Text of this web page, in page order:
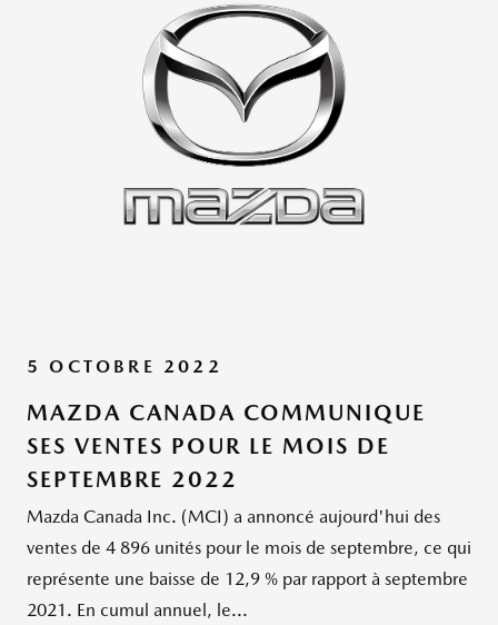
5 OCTOBRE 2022
MAZDA CANADA COMMUNIQUE
SES VENTES POUR LE MOIS DE
SEPTEMBRE 2022
Mazda Canada Inc. (MCI) a annoncé aujourd'hui des
ventes de 4 896 unités pour le mois de septembre, ce qui
représente une baisse de 12,9 % par rapport à septembre
2021. En cumul annuel, le...